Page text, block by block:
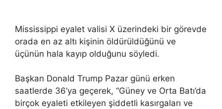
Mississippi eyalet valisi X üzerindeki bir görevde
orada en az altı kişinin öldürüldüğünü ve
üçünün hala kayıp olduğunu söyledi.
Başkan Donald Trump Pazar günü erken
saatlerde 36’ya geçerek, “Güney ve Orta Batı’da
birçok eyaleti etkileyen şiddetli kasırgaları ve